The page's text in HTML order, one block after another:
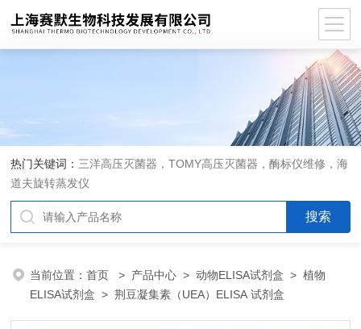
热门关键词： 三洋高压灭菌器，TOMY高压灭菌器，酶标仪维修，海
道夫旋转蒸发仪
当前位置：首页 > 产品中心 >动物ELISA试剂盒 >植物
ELISA试剂盒 > 荆豆凝集素（UEA）ELISA 试剂盒